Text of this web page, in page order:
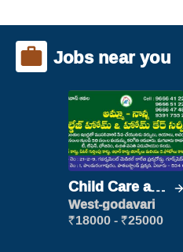
Jobs near you
Child Care and
Patient care
West-godavari
₹18000 - ₹25000